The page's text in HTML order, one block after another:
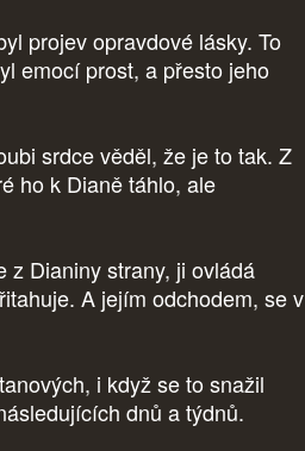
projev opravdové lásky. To
emocí prost, a přesto jeho
srdce věděl, že je to tak. Z
ho k Dianě táhlo, ale
z Dianiny strany, ji ovládá
A jejím odchodem, se v
i když se to snažil
dnů a týdnů.